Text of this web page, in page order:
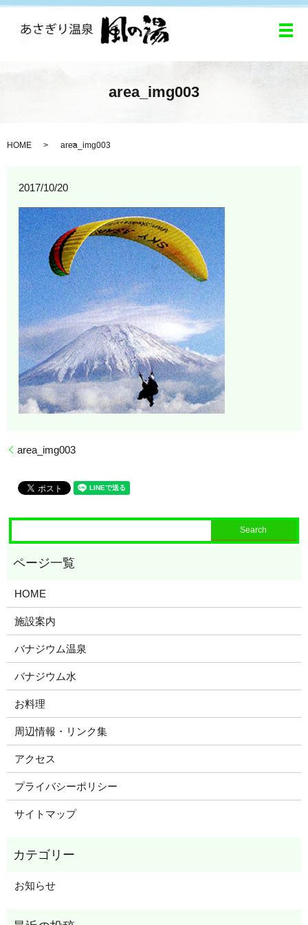
メ
area_img003
HOME area_img003
2017/10/20
area_img003
HOME
施設案内
バナジウム温泉
バナジウム水
お料理
周辺情報・リンク集
アクセス
プライバシーポリシー
サイトマップ
お知らせ